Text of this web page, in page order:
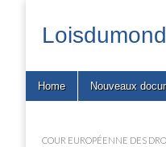
Main
Skip
Home Nouveaux
COUR EUROPÉENNE DES